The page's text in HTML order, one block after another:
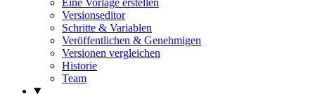
Eine Vorlage erstellen
Versionseditor
Schritte & Variablen
Veröffentlichen & Genehmigen
Versionen vergleichen
Historie
Team